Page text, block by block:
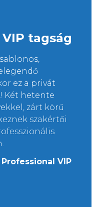
tagság
ez a privát
Két hetente
zárt körű
szakértői
VIP